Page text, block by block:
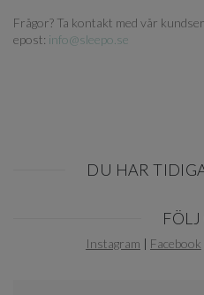
Frågor? Ta kontakt med vår
epost: info@sleepo.se
DU HAR
FÖLJ
Instagram | Facebook